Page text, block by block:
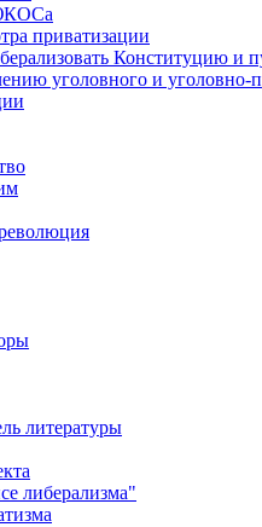
приватизации
Конституцию и
уголовного и уголовно-
литературы
либерализма"